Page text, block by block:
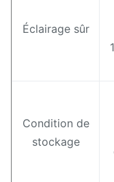
Éclairage sûr
Condition de
stockage